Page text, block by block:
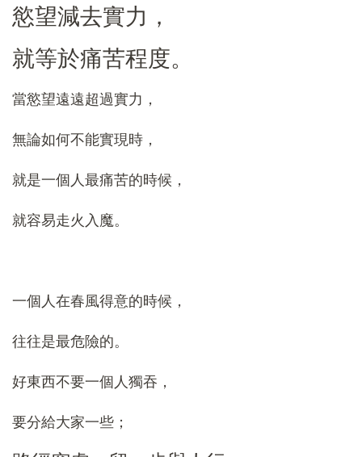
慾望減去實力，
就等於痛苦程度。
當慾望遠遠超過實力，
無論如何不能實現時，
就是一個人最痛苦的時候，
就容易走火入魔。
一個人在春風得意的時候，
往往是最危險的。
好東西不要一個人獨吞，
要分給大家一些；